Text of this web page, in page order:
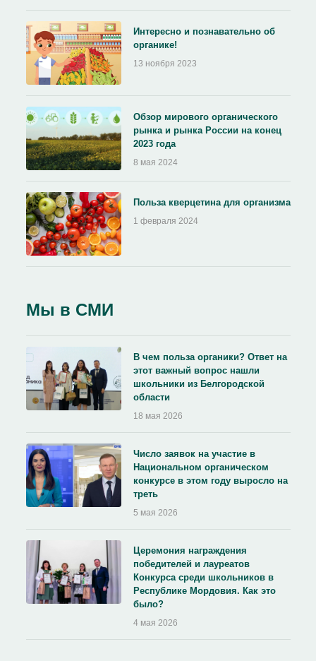
Интересно и познавательно об
органике!
13 ноября 2023
Обзор мирового органического
рынка и рынка России на конец
2023 года
8 мая 2024
Польза кверцетина для организма
1 февраля 2024
Мы в СМИ
В чем польза органики? Ответ на
этот важный вопрос нашли
школьники из Белгородской
области
18 мая 2026
Число заявок на участие в
Национальном органическом
конкурсе в этом году выросло на
треть
5 мая 2026
Церемония награждения
победителей и лауреатов
Конкурса среди школьников в
Республике Мордовия. Как это
было?
4 мая 2026